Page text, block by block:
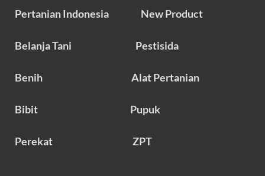
Pertanian Indonesia New Product
Belanja Tani Pestisida
Benih Alat Pertanian
Bibit Pupuk
Perekat ZPT